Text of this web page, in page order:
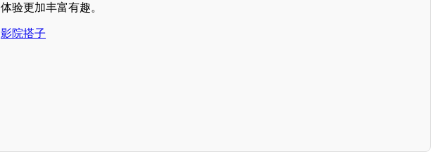
体验更加丰富有趣。
影院搭子